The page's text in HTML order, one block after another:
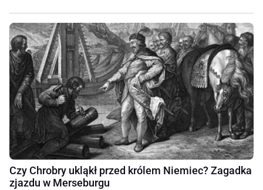
Czy Chrobry ukląkł przed królem Niemiec? Zagadka
zjazdu w Merseburgu